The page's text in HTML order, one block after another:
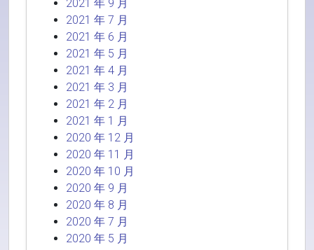
2021 年 9 月
2021 年 7 月
2021 年 6 月
2021 年 5 月
2021 年 4 月
2021 年 3 月
2021 年 2 月
2021 年 1 月
2020 年 12 月
2020 年 11 月
2020 年 10 月
2020 年 9 月
2020 年 8 月
2020 年 7 月
2020 年 5 月